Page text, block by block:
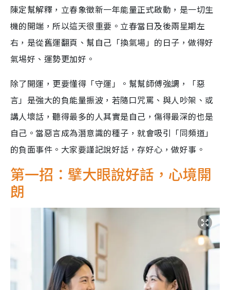
陳定幫解釋，立春象徵新一年能量正式啟動，是一切生
機的開端，所以這天很重要。立春當日及後兩星期左
右，是從舊運翻頁、幫自己「換氣場」的日子，做得好
氣埸好、運勢更加好。
除了開運，更要懂得「守運」。幫幫師傅強調，「惡
言」是強大的負能量振波，若隨口咒罵、與人吵架、或
講人壞話，聽得最多的人其實是自己，傷得最深的也是
自己。當惡言成為潛意識的種子，就會吸引「同頻道」
的負面事件。大家要謹記說好話，存好心，做好事。
第一招：擘大眼說好話，心境開
朗